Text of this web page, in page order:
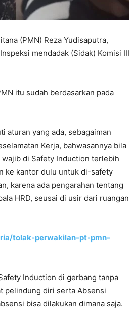
(PMN) Reza Yudisaputra,
mendadak (Sidak) Komisi III
itu sudah berdasarkan pada
aturan yang ada, sebagaiman
Kerja, bahwasannya bila
wajib di Safety Induction terlebih
ke kantor dulu untuk di-safety
karena ada pengarahan tentang
HRD, seusai di usir dari ruangan
tolak-perwakilan-pt-pmn-
Induction di gerbang tanpa
pelindung diri serta Absensi
bisa dilakukan dimana saja.